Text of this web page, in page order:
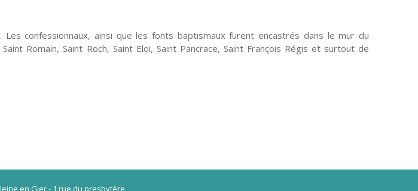
confessionnaux, ainsi que les fonts baptismaux furent encastrés dans le mur du
Romain, Saint Roch, Saint Eloi, Saint Pancrace, Saint François Régis et surtout de
en Gier - 1 rue du presbytère